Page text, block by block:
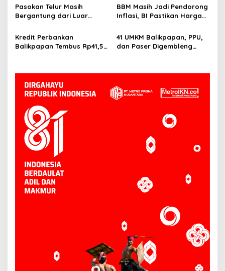
Pasokan Telur Masih
Bergantung dari Luar
Siapkan Peternak Baru
BBM Masih Jadi Pendorong
Inflasi, BI Pastikan Harga
PPU Terkendali
Kredit Perbankan
Balikpapan Tembus Rp41,5
41 UMKM Balikpapan, PPU,
dan Paser Digembleng